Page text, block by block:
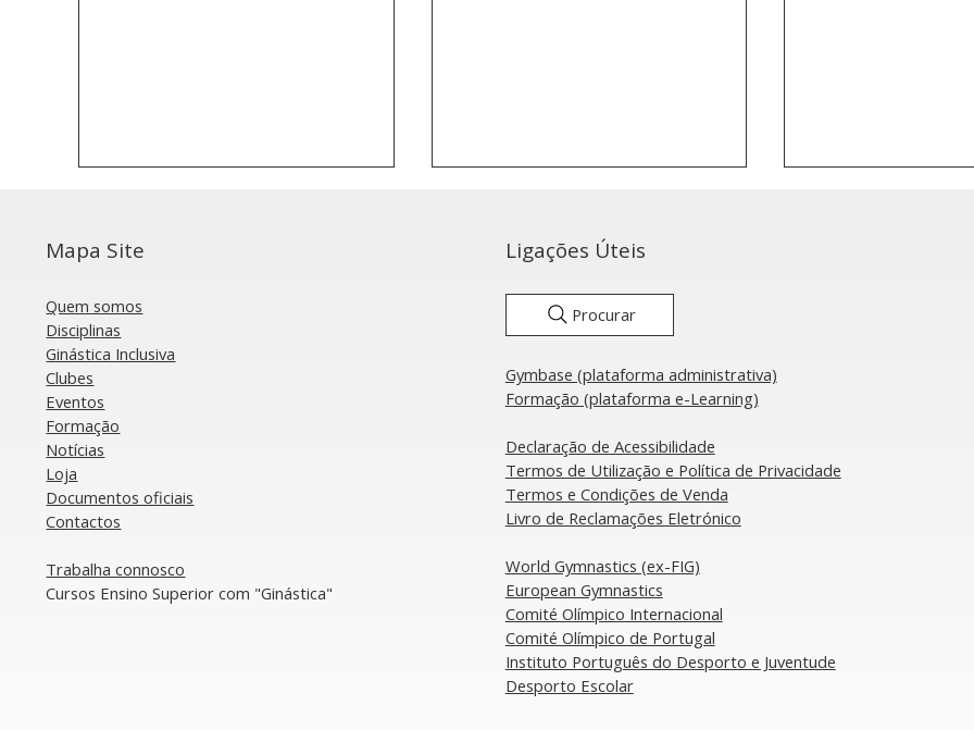
Europa de Ginástica
Portugal conquista 23°
lugar no Campeonato da
Europa de Ginástica
Artística Masculina
Campeonato da
Gymbase (plataforma administrativa)
Formação (plataforma e-Learning)
Declaração de Acessibilidade
​Termos de Utilização e Política de Privacidade
Termos e Condições de Venda
Livro de Reclamações Eletrónico
​World Gymnastics (ex-FIG)
European Gymnastics
Comité Olímpico Internacional
Comité Olímpico de Portugal
Instituto Português do Desporto e Juventude
Desporto Escolar
Ligações Úteis
Procurar
Quem somos
Disciplinas
Ginástica Inclusiva
Clubes
Eventos
Formação
Notícias
Loja
Documentos oficiais​
​Contactos
​Trabalha connosco
​Cursos Ensino Superior com "Ginástica"
Mapa Site